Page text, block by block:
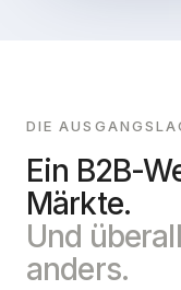
DIE
Ein B2B-
Märkte.
Und
anders.